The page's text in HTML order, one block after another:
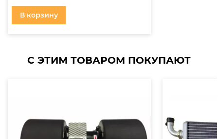
В корзину
С ЭТИМ ТОВАРОМ ПОКУПАЮТ